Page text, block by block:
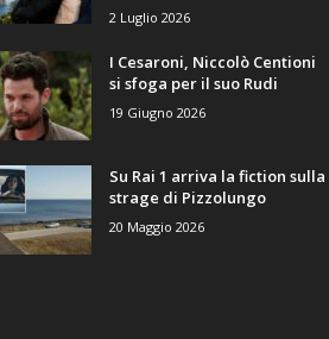
2 Luglio 2026
I Cesaroni, Niccolò Centioni
si sfoga per il suo Rudi
19 Giugno 2026
Su Rai 1 arriva la fiction sulla
strage di Pizzolungo
20 Maggio 2026